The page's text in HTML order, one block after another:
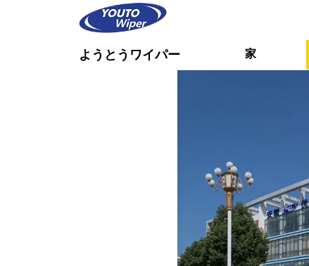
ようとうワイパー 家